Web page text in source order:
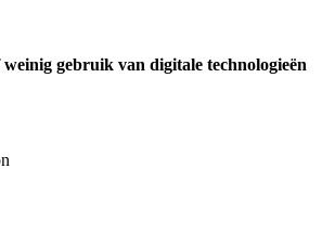
gebruik van digitale technologieën